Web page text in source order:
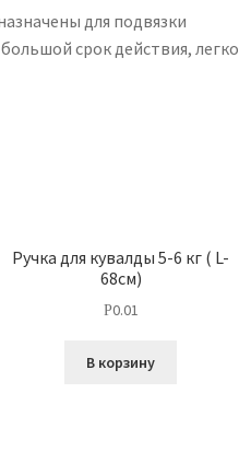
для подвязки
срок действия, легко
Ручка для кувалды 5-6 кг ( L-
68см)
Р0.01
В корзину